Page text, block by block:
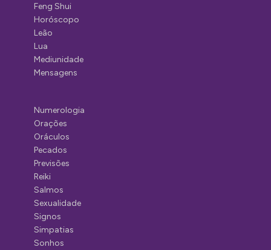
Feng Shui
Horóscopo
Leão
Lua
Mediunidade
Mensagens
Numerologia
Orações
Oráculos
Pecados
Previsões
Reiki
Salmos
Sexualidade
Signos
Simpatias
Sonhos